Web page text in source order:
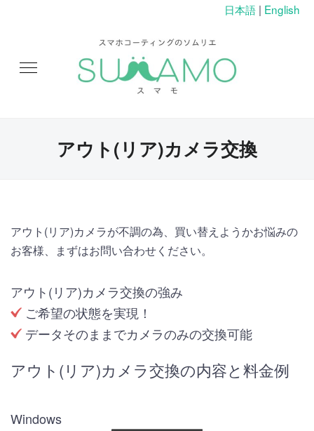
日本語 | English
アウト(リア)カメラ交換
アウト(リア)カメラが不調の為、買い替えようかお悩みの
お客様、まずはお問い合わせください。
アウト(リア)カメラ交換の強み
ご希望の状態を実現！
データそのままでカメラのみの交換可能
アウト(リア)カメラ交換の内容と料金例
Windows